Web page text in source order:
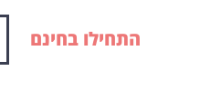
התחילו בחינם